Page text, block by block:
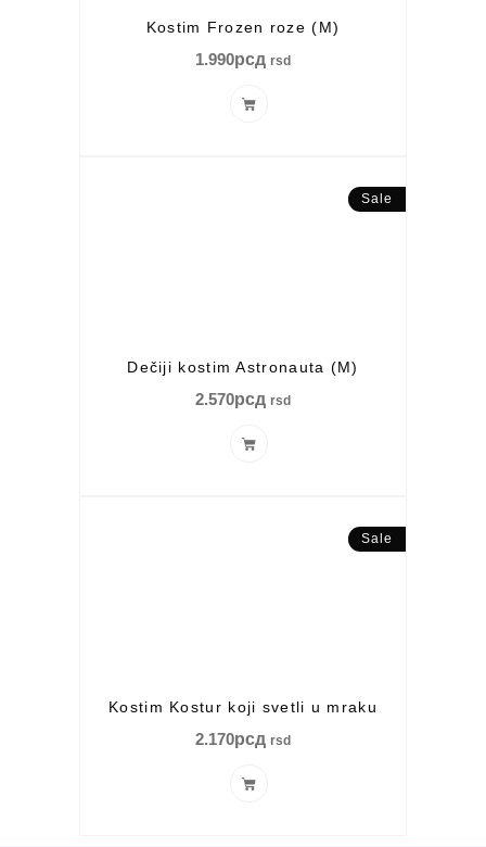
Kostim Frozen roze (M)
1.990рсд rsd
Sale
Dečiji kostim Astronauta (M)
2.570рсд rsd
Sale
Kostim Kostur koji svetli u mraku
2.170рсд rsd